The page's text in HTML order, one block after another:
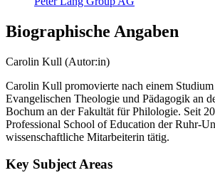
Biographische Angaben
Carolin Kull (Autor:in)
Carolin Kull promovierte nach einem
Evangelischen Theologie und Pädagogik an
Bochum an der Fakultät für Philologie. Seit
Professional School of Education der Ruhr-
wissenschaftliche Mitarbeiterin tätig.
Key Subject Areas